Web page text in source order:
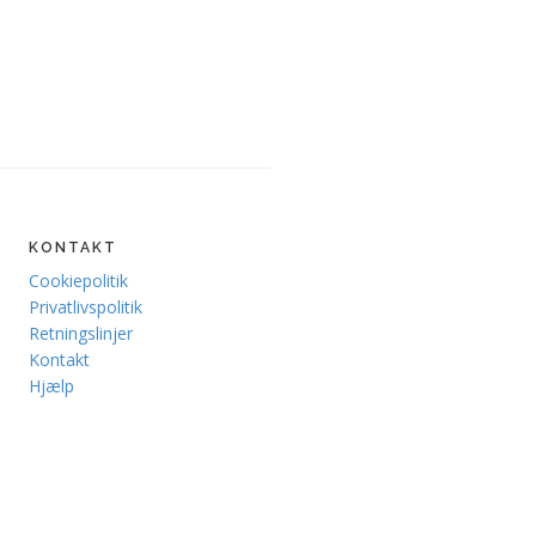
KONTAKT
Cookiepolitik
Privatlivspolitik
Retningslinjer
Kontakt
Hjælp